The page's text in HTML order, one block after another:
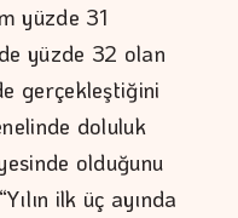
yüzde 31
yüzde 32 olan
gerçekleştiğini
doluluk
olduğunu
ilk üç ayında